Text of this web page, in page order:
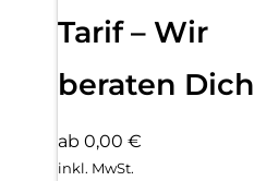
Tarif – Wir
beraten Dich
ab 0,00 €
inkl. MwSt.